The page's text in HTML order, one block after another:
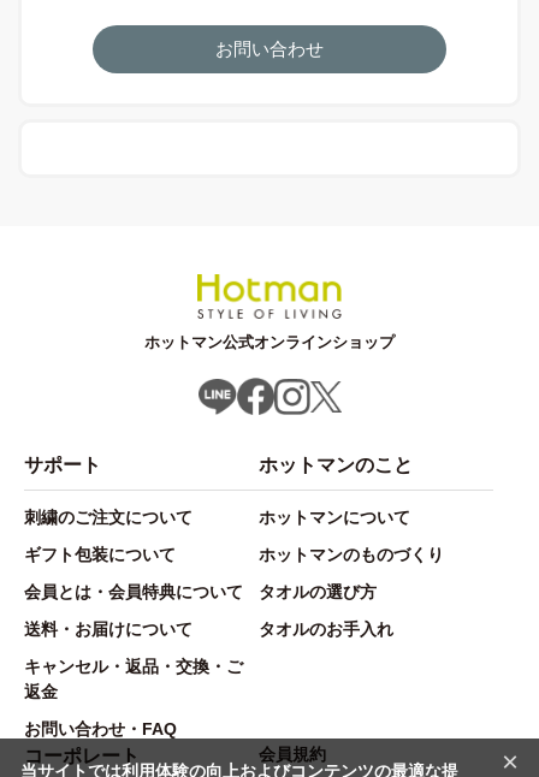
お問い合わせ
ホットマン公式オンラインショップ
サポート
刺繍のご注文について
ギフト包装について
会員とは・会員特典について
送料・お届けについて
キャンセル・返品・交換・ご
返金
お問い合わせ・FAQ
ホットマンのこと
ホットマンについて
ホットマンのものづくり
タオルの選び方
タオルのお手入れ
コーポレート 会員規約 ×
当サイトでは利用体験の向上およびコンテンツの最適な提